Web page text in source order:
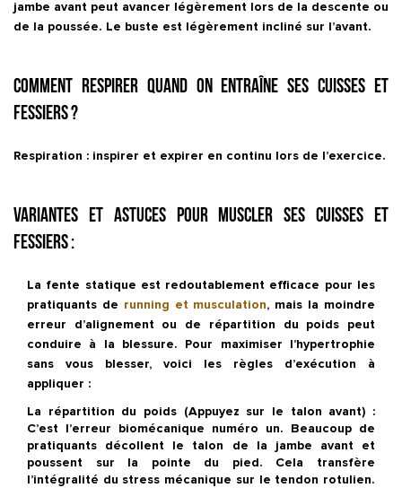
jambe avant peut avancer légèrement lors de la descente ou
de la poussée. Le buste est légèrement incliné sur l’avant.
Comment respirer quand on entraîne ses cuisses et
fessiers ?
Respiration : inspirer et expirer en continu lors de l’exercice.
Variantes et astuces pour muscler ses cuisses et
fessiers :
La fente statique est redoutablement efficace pour les
pratiquants de running et musculation, mais la moindre
erreur d’alignement ou de répartition du poids peut
conduire à la blessure. Pour maximiser l’hypertrophie
sans vous blesser, voici les règles d’exécution à
appliquer :
La répartition du poids (Appuyez sur le talon avant) :
C’est l’erreur biomécanique numéro un. Beaucoup de
pratiquants décollent le talon de la jambe avant et
poussent sur la pointe du pied. Cela transfère
l’intégralité du stress mécanique sur le tendon rotulien.